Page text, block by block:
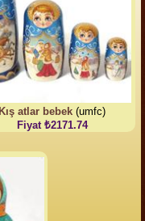
Kış atlar bebek (umfc)
Fiyat ₺2171.74